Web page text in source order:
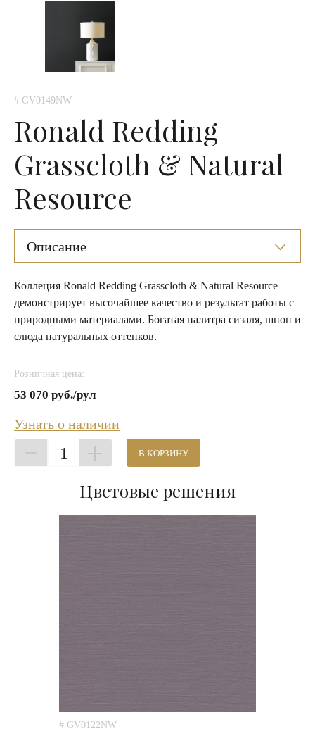
# GV0149NW
Ronald Redding
Grasscloth & Natural
Resource
Описание
Коллеция Ronald Redding Grasscloth & Natural Resource
демонстрирует высочайшее качество и результат работы с
природными материалами. Богатая палитра сизаля, шпон и
слюда натуральных оттенков.
Розничная цена:
53 070 руб./рул
Узнать о наличии
1 В КОРЗИНУ
Цветовые решения
# GV0122NW